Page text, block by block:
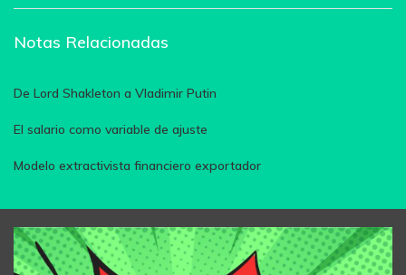
Notas Relacionadas
De Lord Shakleton a Vladimir Putin
El salario como variable de ajuste
Modelo extractivista financiero exportador